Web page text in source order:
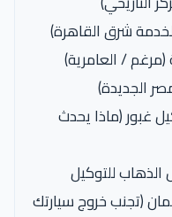
شرق القاهرة)
(مرغم / العامرية)
الجديدة)
غبور (ماذا يحدث
الذهاب للتوكيل
(تجنب خروج سيارتك